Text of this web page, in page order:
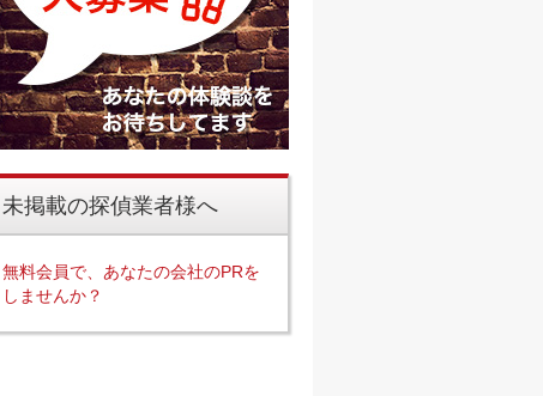
未掲載の探偵業者様へ
無料会員で、あなたの会社のPRを
しませんか？